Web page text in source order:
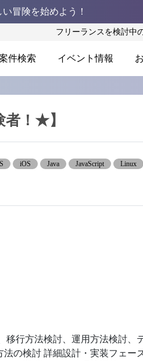
冒険を始めよう！
フリーランスを検討中
件検索 イベント情報
者！★】
iOS Java JavaScript Linux
行方法検討、運用方法検討、
の検討 詳細設計・実装フェ